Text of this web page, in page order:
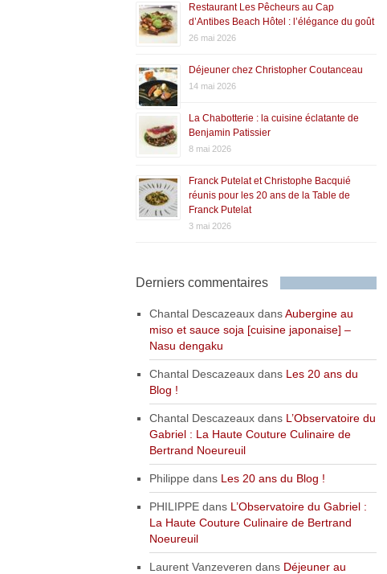
Restaurant Les Pêcheurs au Cap
d’Antibes Beach Hôtel : l’élégance du goût
26 mai 2026
Déjeuner chez Christopher Coutanceau
14 mai 2026
La Chabotterie : la cuisine éclatante de
Benjamin Patissier
8 mai 2026
Franck Putelat et Christophe Bacquié
réunis pour les 20 ans de la Table de
Franck Putelat
3 mai 2026
Derniers commentaires
Chantal DescazeauxdansAubergine au
miso et sauce soja [cuisine japonaise] –
Nasu dengaku
Chantal Descazeauxdans Les 20 ans du
Blog !
Chantal Descazeauxdans L’Observatoire du
Gabriel : La Haute Couture Culinaire de
Bertrand Noeureuil
Philippe dans Les 20 ans du Blog !
PHILIPPEdans L’Observatoire du Gabriel :
La Haute Couture Culinaire de Bertrand
Noeureuil
Laurent Vanzeveren dans Déjeuner au